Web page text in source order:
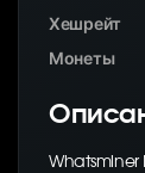
Хешрейт
Монеты
Whatsminer